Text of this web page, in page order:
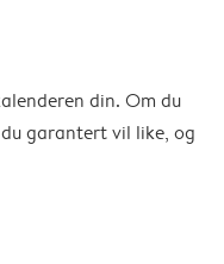
din. Om du
garantert vil like, og